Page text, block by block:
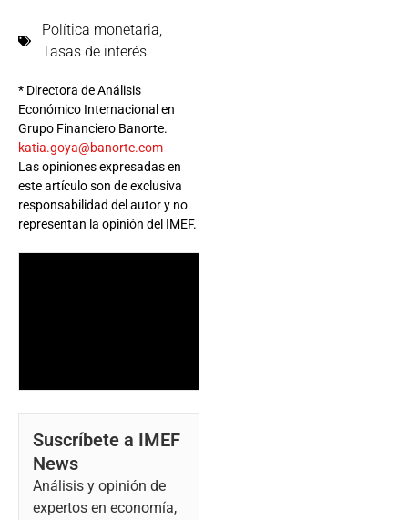
Política monetaria,
Tasas de interés
* Directora de Análisis
Económico Internacional en
Grupo Financiero Banorte.
katia.goya@banorte.com
Las opiniones expresadas en
este artículo son de exclusiva
responsabilidad del autor y no
representan la opinión del IMEF.
Suscríbete a IMEF
News
Análisis y opinión de
expertos en economía,